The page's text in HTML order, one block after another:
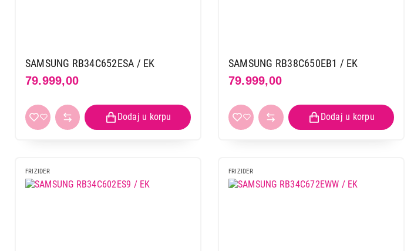
SAMSUNG RB34C652ESA / EK
79.999,00
SAMSUNG RB38C650EB1 / EK
79.999,00
FRIZIDER FRIZIDER